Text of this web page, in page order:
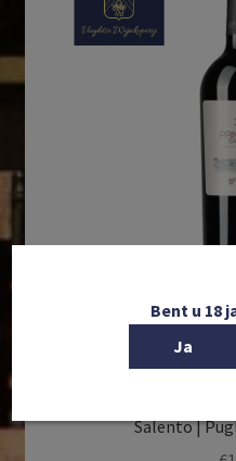
In
Salento |
Bent u 18
Ja